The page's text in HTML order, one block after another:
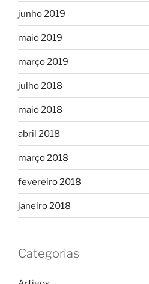
junho 2019
maio 2019
março 2019
julho 2018
maio 2018
abril 2018
março 2018
fevereiro 2018
janeiro 2018
Categorias